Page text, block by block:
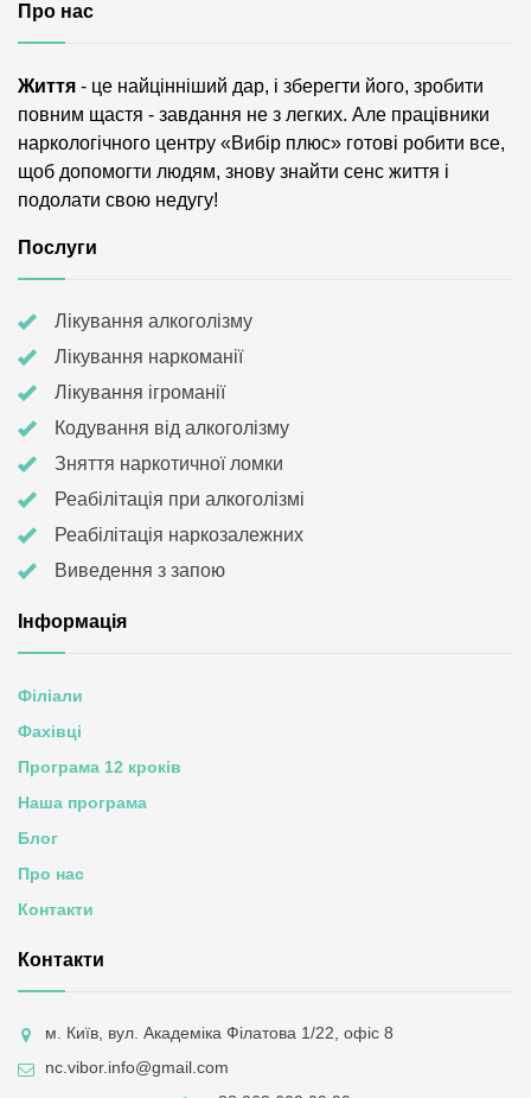
Про нас
Життя - це найцінніший дар, і зберегти його, зробити
повним щастя - завдання не з легких. Але працівники
наркологічного центру «Вибір плюс» готові робити все,
щоб допомогти людям, знову знайти сенс життя і
подолати свою недугу!
Послуги
Лікування алкоголізму
Лікування наркоманії
Лікування ігроманії
Кодування від алкоголізму
Зняття наркотичної ломки
Реабілітація при алкоголізмі
Реабілітація наркозалежних
Виведення з запою
Інформація
Філіали
Фахівці
Програма 12 кроків
Наша програма
Блог
Про нас
Контакти
Контакти
м. Київ, вул. Академіка Філатова 1/22, офіс 8
nc.vibor.info@gmail.com